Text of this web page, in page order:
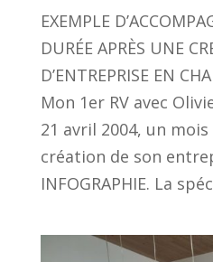
EXEMPLE
DURÉE APRÈS UNE
D’ENTREPRISE EN
Mon 1er RV avec
21 avril 2004, un
création de son
INFOGRAPHIE. La